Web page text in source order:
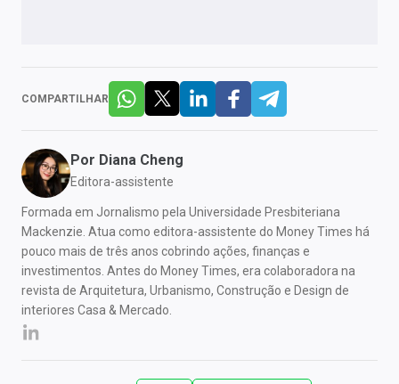
COMPARTILHAR
Por Diana Cheng
Editora-assistente
Formada em Jornalismo pela Universidade Presbiteriana
Mackenzie. Atua como editora-assistente do Money Times há
pouco mais de três anos cobrindo ações, finanças e
investimentos. Antes do Money Times, era colaboradora na
revista de Arquitetura, Urbanismo, Construção e Design de
interiores Casa & Mercado.